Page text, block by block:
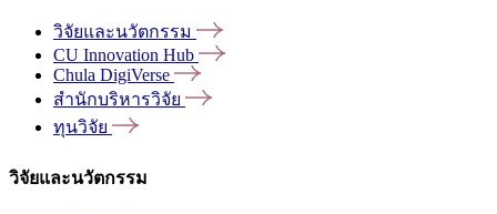
วิจัยและนวัตกรรม
CU Innovation Hub
Chula DigiVerse
สำนักบริหารวิจัย
ทุนวิจัย
วิจัยและนวัตกรรม